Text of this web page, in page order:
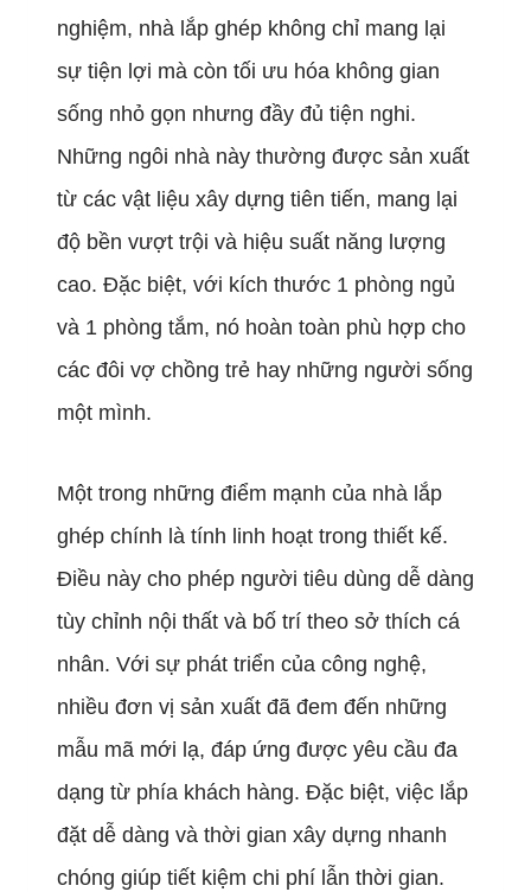
nghiệm, nhà lắp ghép không chỉ mang lại
sự tiện lợi mà còn tối ưu hóa không gian
sống nhỏ gọn nhưng đầy đủ tiện nghi.
Những ngôi nhà này thường được sản xuất
từ các vật liệu xây dựng tiên tiến, mang lại
độ bền vượt trội và hiệu suất năng lượng
cao. Đặc biệt, với kích thước 1 phòng ngủ
và 1 phòng tắm, nó hoàn toàn phù hợp cho
các đôi vợ chồng trẻ hay những người sống
một mình.
Một trong những điểm mạnh của nhà lắp
ghép chính là tính linh hoạt trong thiết kế.
Điều này cho phép người tiêu dùng dễ dàng
tùy chỉnh nội thất và bố trí theo sở thích cá
nhân. Với sự phát triển của công nghệ,
nhiều đơn vị sản xuất đã đem đến những
mẫu mã mới lạ, đáp ứng được yêu cầu đa
dạng từ phía khách hàng. Đặc biệt, việc lắp
đặt dễ dàng và thời gian xây dựng nhanh
chóng giúp tiết kiệm chi phí lẫn thời gian.